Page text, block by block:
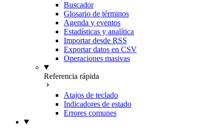
Buscador
Glosario de términos
Agenda y eventos
Estadísticas y analítica
Importar desde RSS
Exportar datos en CSV
Operaciones masivas
Referencia rápida
Atajos de teclado
Indicadores de estado
Errores comunes